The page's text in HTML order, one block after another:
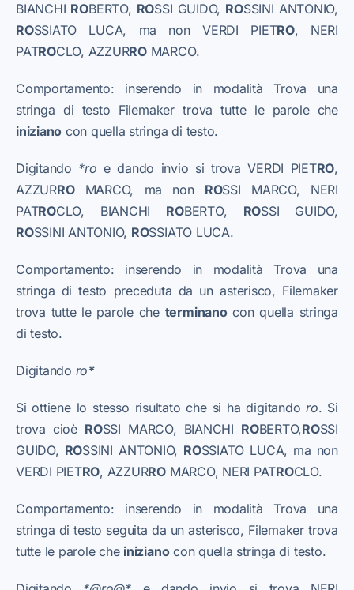
BIANCHI ROBERTO, ROSSI GUIDO, ROSSINI ANTONIO,
ROSSIATO LUCA, ma non VERDI PIETRO, NERI
PATROCLO, AZZURROMARCO.
Comportamento: inserendo in modalità Trova una
stringa di testo Filemaker trova tutte le parole che
iniziano con quella stringa di testo.
Digitando *roe dando invio si trova VERDI PIETRO,
AZZURROMARCO, ma non ROSSI MARCO, NERI
PATROCLO, BIANCHI ROBERTO, ROSSI GUIDO,
ROSSINI ANTONIO, ROSSIATO LUCA.
Comportamento: inserendo in modalità Trova una
stringa di testo preceduta da un asterisco, Filemaker
trova tutte le parole che terminanocon quella stringa
di testo.
Digitando ro*
Si ottiene lo stesso risultato che si ha digitandoro. Si
trova cioè ROSSI MARCO, BIANCHI ROBERTO,ROSSI
GUIDO, ROSSINI ANTONIO, ROSSIATO LUCA, ma non
VERDI PIETRO, AZZURRO MARCO, NERI PATROCLO.
Comportamento: inserendo in modalità Trova una
stringa di testo seguita da un asterisco, Filemaker trova
tutte le parole che inizianocon quella stringa di testo.